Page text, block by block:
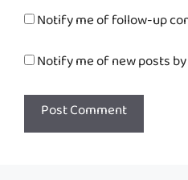
Notify me of follow-up
Notify me of new posts